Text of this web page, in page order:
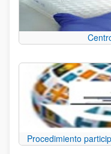
Procedimiento